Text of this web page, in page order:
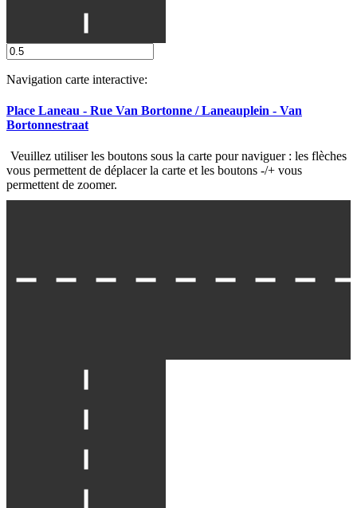
Navigation carte interactive:
Place Laneau - Rue Van Bortonne / Laneauplein - Van
Bortonnestraat
Veuillez utiliser les boutons sous la carte pour naviguer : les flèches
vous permettent de déplacer la carte et les boutons -/+ vous
permettent de zoomer.